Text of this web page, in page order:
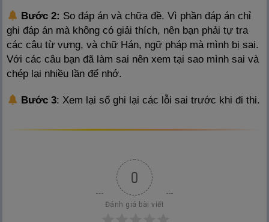
Bước 2: So đáp án và chữa đề. Vì phần đáp án chỉ
ghi đáp án mà không có giải thích, nên bạn phải tự tra
các câu từ vựng, và chữ Hán, ngữ pháp mà mình bị sai.
Với các câu bạn đã làm sai nên xem tại sao mình sai và
chép lại nhiều lần để nhớ.
Bước 3: Xem lại sổ ghi lại các lỗi sai trước khi đi thi.
0
Đánh giá bài viết